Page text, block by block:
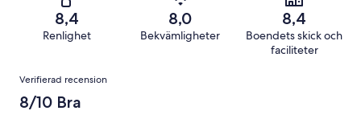
recensioner
recensioner
betyg.
av
209
recensioner
8,4
Renlighet
8,0
Bekvämligheter
8,4
Boendets skick och
faciliteter
Recensioner
Verifierad recension
8/10 Bra